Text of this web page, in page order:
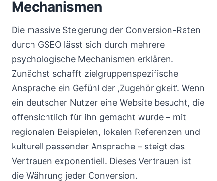
Mechanismen
Die massive Steigerung der Conversion-Raten
durch GSEO lässt sich durch mehrere
psychologische Mechanismen erklären.
Zunächst schafft zielgruppenspezifische
Ansprache ein Gefühl der ‚Zugehörigkeit‘. Wenn
ein deutscher Nutzer eine Website besucht, die
offensichtlich für ihn gemacht wurde – mit
regionalen Beispielen, lokalen Referenzen und
kulturell passender Ansprache – steigt das
Vertrauen exponentiell. Dieses Vertrauen ist
die Währung jeder Conversion.